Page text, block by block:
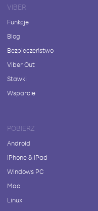
VIBER
Funkcje
Blog
Bezpieczeństwo
Viber Out
Stawki
Wsparcie
POBIERZ
Android
iPhone & iPad
Windows PC
Mac
Linux